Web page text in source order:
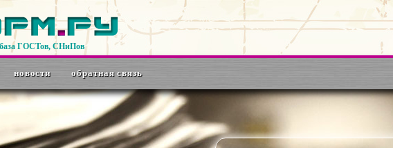
база ГОСТов, СНиПов
новости обратная связь